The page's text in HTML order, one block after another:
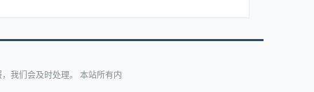
我们会及时处理。 本站所有内